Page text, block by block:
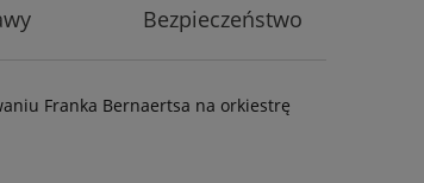
Bezpieczeństwo
Franka Bernaertsa na orkiestrę